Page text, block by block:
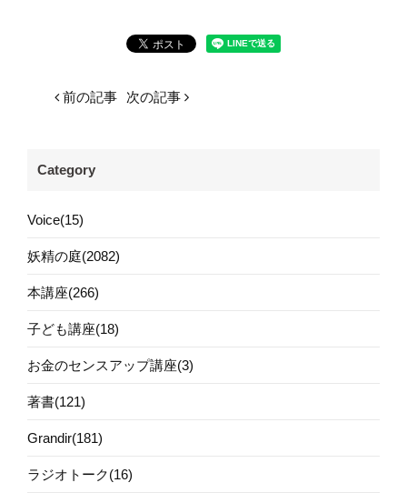
前の記事 次の記事
Category
Voice(15)
妖精の庭(2082)
本講座(266)
子ども講座(18)
お金のセンスアップ講座(3)
著書(121)
Grandir(181)
ラジオトーク(16)